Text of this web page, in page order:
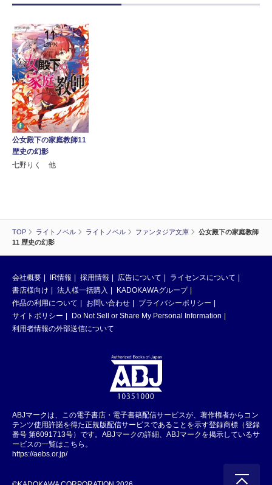
TOP ライトノベル ライトノベル ファンタジア文庫
公女殿下の家庭教師
11 歴史の幻影
公女殿下の家庭教師11
歴史の幻影
七野りく 他
会社概要 IR情報 採用情報 広告について
ライセンスについて
書店様向け
法人様一括購入
KADOKAWAグループ
作品の利用について
お問い合わせ
プライバシーポリシー
サイトポリシー
Do Not Sell or Share My Personal Information
利用者情報の外部送信について
ABJマークは、この電子書店・電子書籍配信サービスが、著作権者からコン
テンツ使用許諾を得た正規版配信サービスであることを示す登録商標（登録
番号 第6091713号）です。ABJマークの詳細、ABJマークを掲示しているサ
ービスの一覧はこちら。
https://aebs.or.jp/